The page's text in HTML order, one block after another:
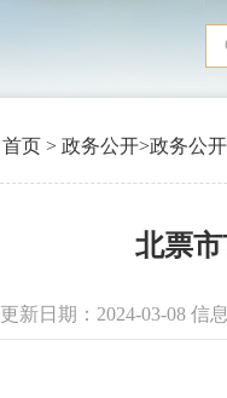
首页 > 政务公开>政务公
北票
更新日期：2024-03-08